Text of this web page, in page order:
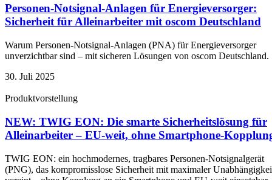
Personen-Notsignal-Anlagen für Energieversorger:
Sicherheit für Alleinarbeiter mit oscom Deutschland
Warum Personen-Notsignal-Anlagen (PNA) für Energieversorger
unverzichtbar sind – mit sicheren Lösungen von oscom Deutschland.
30. Juli 2025
Produktvorstellung
NEW: TWIG EON: Die smarte Sicherheitslösung für
Alleinarbeiter – EU-weit, ohne Smartphone-
TWIG EON: ein hochmodernes, tragbares Personen-Notsignalgerät
(PNG), das kompromisslose Sicherheit mit maximaler